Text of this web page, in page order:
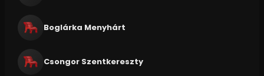
Boglárka Menyhárt
Csongor Szentkereszty